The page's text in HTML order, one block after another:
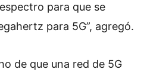
para que se
para 5G”, agregó.
de que una red de 5G